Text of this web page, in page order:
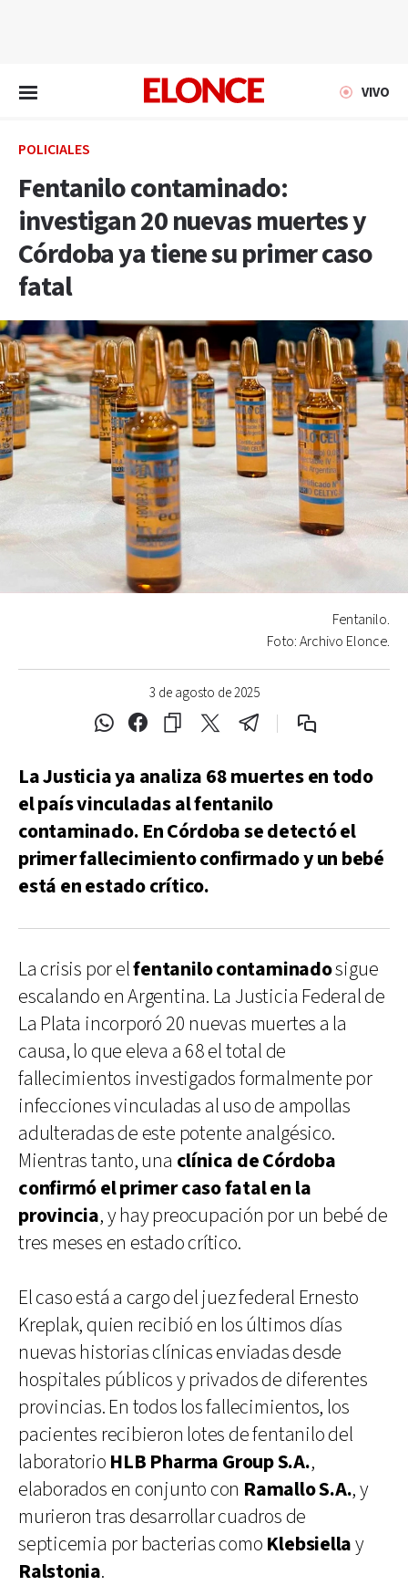
VIVO
POLICIALES
Fentanilo contaminado:
investigan 20 nuevas muertes y
Córdoba ya tiene su primer caso
fatal
3 de agosto de 2025
Fentanilo.
Foto: Archivo Elonce.
La Justicia ya analiza 68 muertes en todo
el país vinculadas al fentanilo
contaminado. En Córdoba se detectó el
primer fallecimiento confirmado y un bebé
está en estado crítico.
La crisis por elfentanilo contaminadosigue
escalando en Argentina. La Justicia Federal de
La Plata incorporó 20 nuevas muertes a la
causa, lo que eleva a 68 el total de
fallecimientos investigados formalmente por
infecciones vinculadas al uso de ampollas
adulteradas de este potente analgésico.
Mientras tanto, una clínica de Córdoba
confirmó el primer caso fatal en la
provincia, y hay preocupación por un bebé de
tres meses en estado crítico.
El caso está a cargo del juez federal Ernesto
Kreplak, quien recibió en los últimos días
nuevas historias clínicas enviadas desde
hospitales públicos y privados de diferentes
provincias. En todos los fallecimientos, los
pacientes recibieron lotes de fentanilo del
laboratorio HLB Pharma Group S.A.,
elaborados en conjunto con Ramallo S.A., y
murieron tras desarrollar cuadros de
septicemia por bacterias como Klebsiellay
Ralstonia.